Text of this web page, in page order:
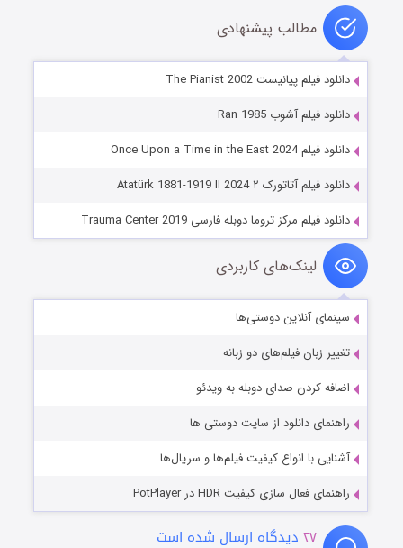
مطالب پیشنهادی
دانلود فیلم پیانیست The Pianist 2002
دانلود فیلم آشوب Ran 1985
دانلود فیلم Once Upon a Time in the East 2024
دانلود فیلم آتاتورک ۲ Atatürk 1881-1919 II 2024
دانلود فیلم مرکز تروما دوبله فارسی Trauma Center 2019
لینک‌های کاربردی
سینمای آنلاین دوستی‌ها
تغییر زبان فیلم‌های دو زبانه
اضافه کردن صدای دوبله به ویدئو
راهنمای دانلود از سایت دوستی ها
آشنایی با انواع کیفیت فیلم‌ها و سریال‌ها
راهنمای فعال سازی کیفیت HDR در PotPlayer
۲۷ دیدگاه ارسال شده است